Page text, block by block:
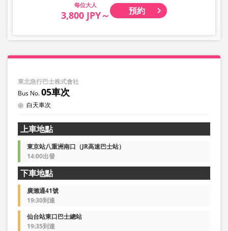
大人
3,800 JPY～ 預約
東北急行巴士株式會社
05車次
白天車次
上車地點
東京站八重洲南口（JR高速巴士站）
14:00出發
下車地點
廣瀨通41號
19:30到達
仙台站東口巴士總站
19:35到達